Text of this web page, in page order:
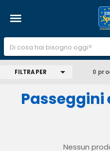
FILTRA PER 0
Passeggini
Nessun